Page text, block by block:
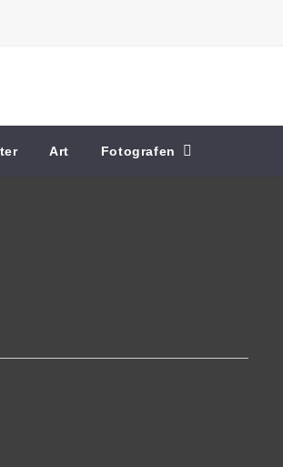
Art Fotografen